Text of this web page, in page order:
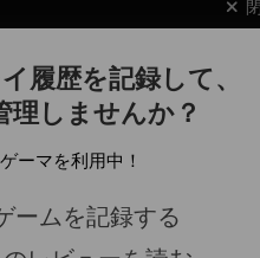
マ名、メカニクス名を対象にフリーワード
ゲームデザイナー名を指定して検索で
ゲームデザイナー
世界観や登場人物な
テーマ/フレーバー
履歴を記録して、
理しませんか？
ーマを利用中！
ームを記録する